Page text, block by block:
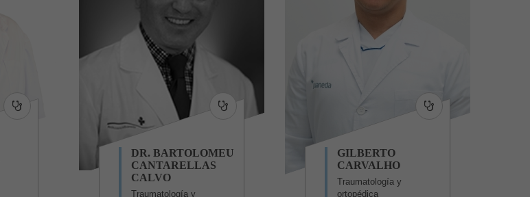
DR. BARTOLOMEU
CANTARELLAS
CALVO
Traumatología y
GILBERTO
CARVALHO
Traumatología y
ortopédica